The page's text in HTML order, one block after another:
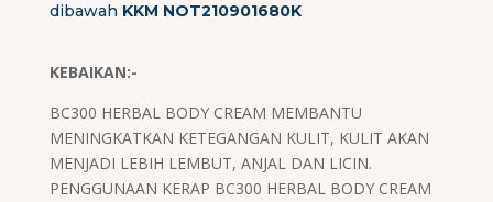
dibawah KKM NOT210901680K
KEBAIKAN:-
BC300 HERBAL BODY CREAM MEMBANTU
MENINGKATKAN KETEGANGAN KULIT, KULIT AKAN
MENJADI LEBIH LEMBUT, ANJAL DAN LICIN.
PENGGUNAAN KERAP BC300 HERBAL BODY CREAM